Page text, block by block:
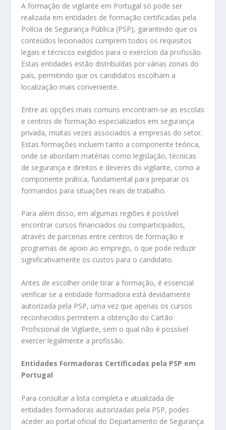
A formação de vigilante em Portugal só pode ser
realizada em entidades de formação certificadas pela
Polícia de Segurança Pública (PSP), garantindo que os
conteúdos lecionados cumprem todos os requisitos
legais e técnicos exigidos para o exercício da profissão.
Estas entidades estão distribuídas por várias zonas do
país, permitindo que os candidatos escolham a
localização mais conveniente.
Entre as opções mais comuns encontram-se as escolas
e centros de formação especializados em segurança
privada, muitas vezes associados a empresas do setor.
Estas formações incluem tanto a componente teórica,
onde se abordam matérias como legislação, técnicas
de segurança e direitos e deveres do vigilante, como a
componente prática, fundamental para preparar os
formandos para situações reais de trabalho.
Para além disso, em algumas regiões é possível
encontrar cursos financiados ou comparticipados,
através de parcerias entre centros de formação e
programas de apoio ao emprego, o que pode reduzir
significativamente os custos para o candidato.
Antes de escolher onde tirar a formação, é essencial
verificar se a entidade formadora está devidamente
autorizada pela PSP, uma vez que apenas os cursos
reconhecidos permitem a obtenção do Cartão
Profissional de Vigilante, sem o qual não é possível
exercer legalmente a profissão.
Entidades Formadoras Certificadas pela PSP em
Portugal
Para consultar a lista completa e atualizada de
entidades formadoras autorizadas pela PSP, podes
aceder ao portal oficial do Departamento de Segurança